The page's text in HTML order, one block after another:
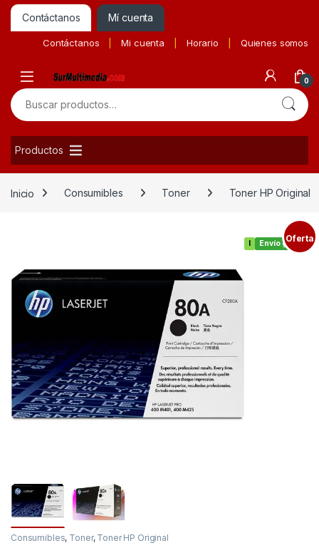
Contáctanos Mí cuenta
Contáctanos Mi cuenta Horario Quienes somos
0
Buscar por:
Productos
Inicio Consumibles Toner Toner HP Original
Envío gratis
Oferta
Consumibles, Toner, Toner HP Original